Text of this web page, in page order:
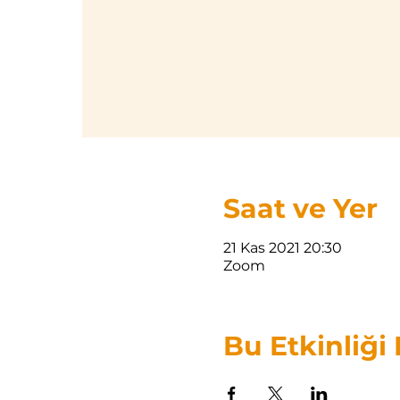
Saat ve Yer
21 Kas 2021 20:30
Zoom
Bu Etkinliği